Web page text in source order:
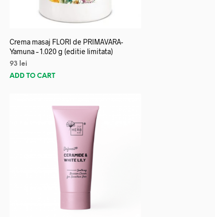
Crema masaj FLORI de PRIMAVARA-
Yamuna – 1.020 g (editie limitata)
93
lei
ADD TO CART